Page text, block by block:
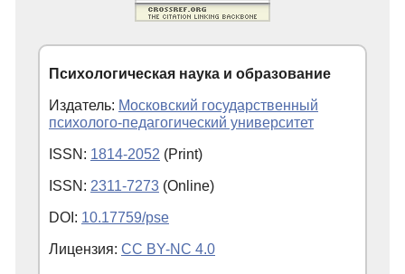
Психологическая наука и образование
Издатель: Московский государственный
психолого-педагогический университет
ISSN: 1814-2052 (Print)
ISSN: 2311-7273 (Online)
DOI: 10.17759/pse
Лицензия: CC BY-NC 4.0